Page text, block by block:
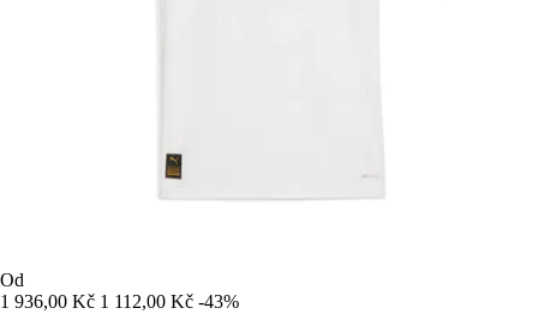
Od
1 936,00 Kč 1 112,00 Kč -43%